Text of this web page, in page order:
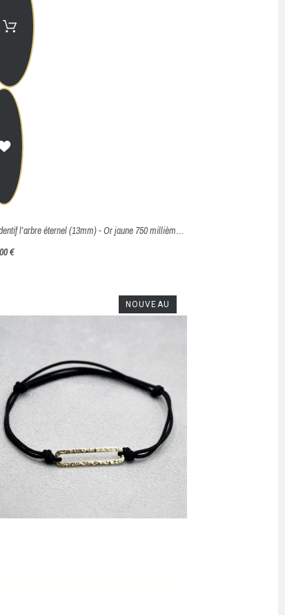
Pendentif l’arbre éternel (13mm) - Or jaune 750 millièmes (18 carats)
€
NOUVEAU